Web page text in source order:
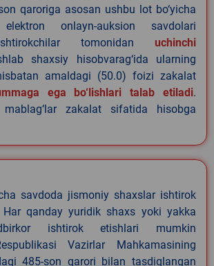
qaroriga asosan ushbu lot bo‘yicha
elektron onlayn-auksion savdolari
tomonidan uchinchi
shaxsiy hisobvarag‘ida ularning
amaldagi (50.0) foizi zakalat
ega bo‘lishlari talab etiladi.
zakalat sifatida hisobga
savdoda jismoniy shaxslar ishtirok
qanday yuridik shaxs yoki yakka
ishtirok etishlari mumkin
Vazirlar Mahkamasining
485-son qarori bilan tasdiqlangan